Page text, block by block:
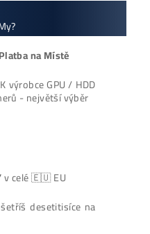
raději nakoupit na
až 300%.
aPlatba na Místě
výrobce GPU / HDD
- největší výběr